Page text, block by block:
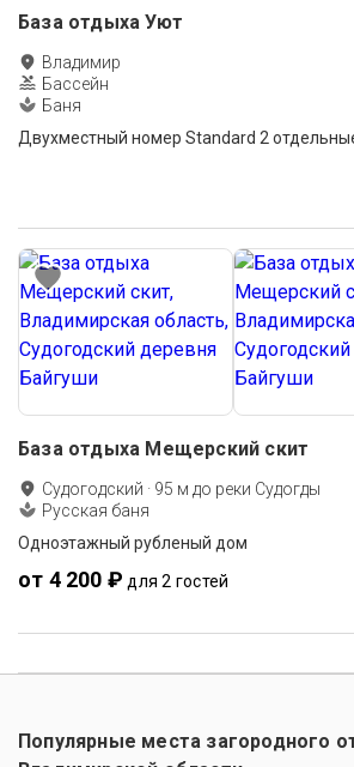
База отдыха Уют
Владимир
Бассейн
Баня
Двухместный номер Standard 2
База отдыха Мещерский скит
Судогодский · 95 м до реки Судогды
Русская баня
Одноэтажный рубленый дом
от 4 200 ₽ для 2 гостей
Популярные места загородного